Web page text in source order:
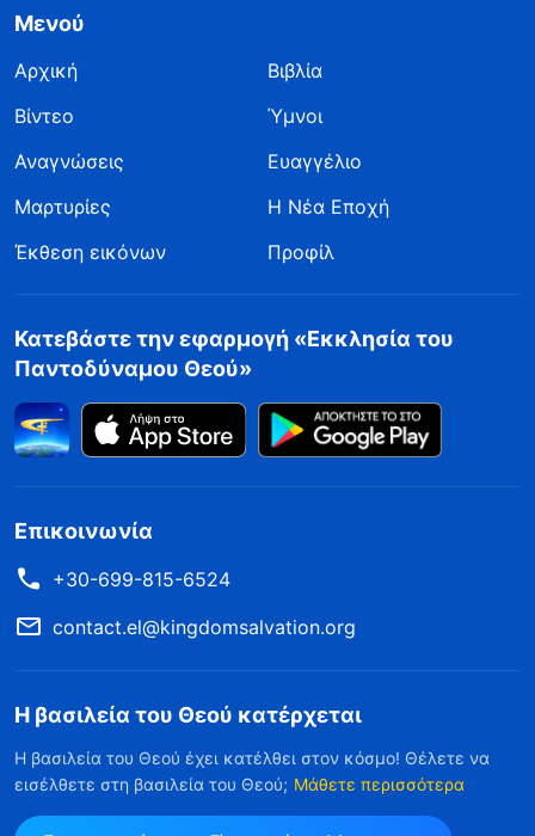
Μενού
Αρχική
Βιβλία
Βίντεο
Ύμνοι
Αναγνώσεις
Ευαγγέλιο
Μαρτυρίες
Η Νέα Εποχή
Έκθεση εικόνων
Προφίλ
Κατεβάστε την εφαρμογή «Εκκλησία του
Παντοδύναμου Θεού»
Επικοινωνία
+30-699-815-6524
contact.el@kingdomsalvation.org
Η βασιλεία του Θεού κατέρχεται
Η βασιλεία του Θεού έχει κατέλθει στον κόσμο! Θέλετε να
εισέλθετε στη βασιλεία του Θεού; Μάθετε περισσότερα